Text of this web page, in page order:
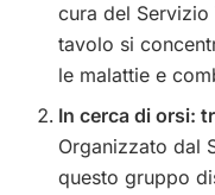
cura del Servizio
tavolo si
le malattie e
In cerca di orsi:
Organizzato dal
questo gruppo